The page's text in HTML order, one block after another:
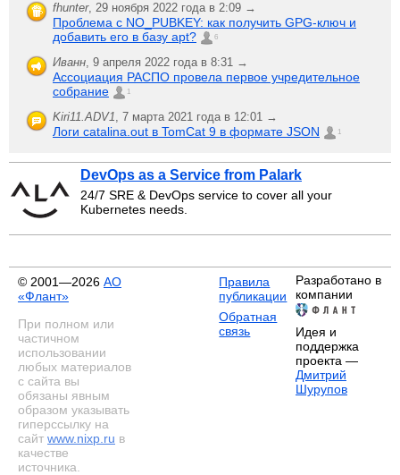
fhunter, 29 ноября 2022 года в 2:09 →
Проблема с NO_PUBKEY: как получить GPG-ключ и
добавить его в базу apt?
6
Иванн, 9 апреля 2022 года в 8:31 →
Ассоциация РАСПО провела первое учредительное
собрание
1
Kiri11.ADV1, 7 марта 2021 года в 12:01 →
Логи catalina.out в TomCat 9 в формате JSON 1
DevOps as a Service from Palark
24/7 SRE & DevOps service to cover all your
Kubernetes needs.
© 2001—2026 АО
«Флант»
При полном или
частичном
использовании
любых материалов
с сайта вы
обязаны явным
образом указывать
гиперссылку на
сайт www.nixp.ru в
качестве
источника.
Правила
публикации
Обратная
связь
Разработано в
компании
Идея и
поддержка
проекта —
Дмитрий
Шурупов